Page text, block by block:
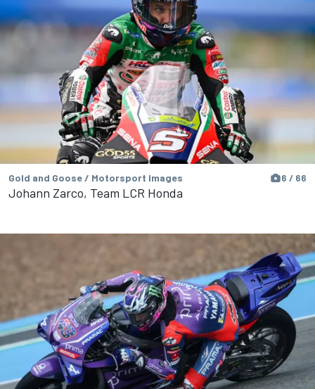
Gold and Goose / Motorsport Images 6 / 66
Johann Zarco, Team LCR Honda